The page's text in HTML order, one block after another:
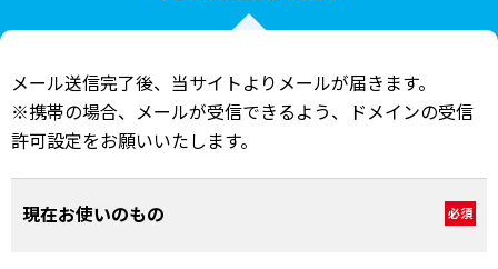
メール送信完了後、当サイトよりメールが届きます。
※携帯の場合、メールが受信できるよう、ドメインの受信
許可設定をお願いいたします。
現在お使いのもの 必須